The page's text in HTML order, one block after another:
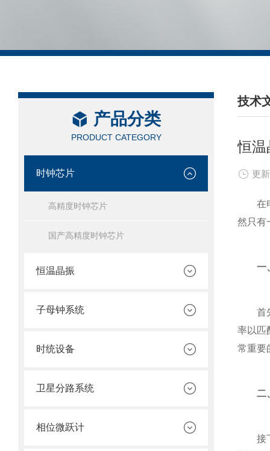
产品分类
PRODUCT CATEGORY
时钟芯片
高精度时钟芯片
国产高精度时钟芯片
恒温晶振
子母钟系统
时统设备
卫星分路系统
相位微跃计
技术
/
恒温
更
在电
然只有
一、
首先
率以匹
常重要
二、
接下